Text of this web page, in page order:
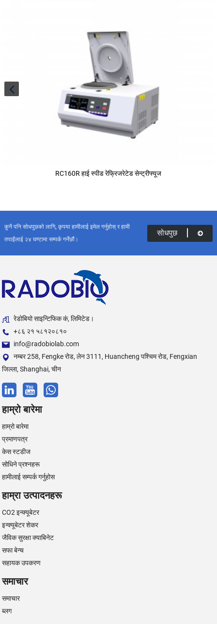
RC160R हाई स्पीड रेफ्रिजरेटेड सेन्ट्रीफ्यूज
कुनै पनि सोधपुछको लागि, कृपया हामीलाई इमेल गर्नुहोस् र हामी
तपाईंलाई २४ घण्टामा सम्पर्क गर्नेछौं।
सोधपुछ
रेडोबियो साइन्टिफिक कं, लिमिटेड।
+८६ २१ ५८१२०८१०
info@radobiolab.com
नम्बर 258, Fengke रोड, लेन 3111, Huancheng पश्चिम रोड, Fengxian
जिल्ला, Shanghai, चीन
हाम्रो बारेमा
हाम्रो बारेमा
प्रमाणपत्र
केस स्टडीज
सोधिने प्रश्नहरू
हामीलाई सम्पर्क गर्नुहोस
हाम्रा उत्पादनहरू
CO2 इन्क्यूबेटर
इन्क्यूबेटर शेकर
जैविक सुरक्षा क्याबिनेट
सफा बेन्च
सहायक उपकरण
समाचार
समाचार
ब्लग